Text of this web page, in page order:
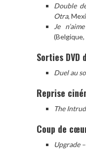
Double
Otra,
Je
(Belgique,
Sorties DVD
Duel au
Reprise
The
Coup de
Upgrade –